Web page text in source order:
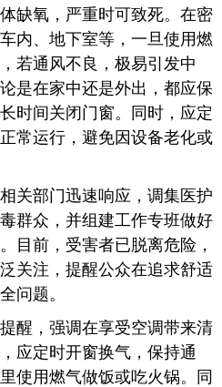
缺氧，严重时可致死。在密
内、地下室等，一旦使用燃
若通风不良，极易引发中
是在家中还是外出，都应保
时间关闭门窗。同时，应定
常运行，避免因设备老化或
部门迅速响应，调集医护
群众，并组建工作专班做好
目前，受害者已脱离危险，
关注，提醒公众在追求舒适
问题。
，强调在享受空调带来清
应定时开窗换气，保持通
使用燃气做饭或吃火锅。同